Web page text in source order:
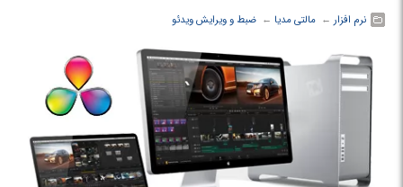
مانند RGB, YRGB, NLE و ... گنجانده شده است که بنا به سلیقه و پروژه مورد
Stereo در این نسخه بهبود بافته و ابزارهای بسیار متنوعی در اختیار کاربران قرار
گرفته است. همچنین می توانید اسکریپت‌های خود را به منظور پیاده سازی
خواسته‌های ویژه از برنامه در آن اجرا نمایید. فرمت‌های قابل پذیرش در Davinci
Resolve عبارتند از SD, HD, Full HD, 2K, 4K . البته شما می توانید فرمت‌های
بالاتر را نیز در این برنامه ویرایش نمایید که در این بخش هیچ محدودیتی برای
شما ایجاد نشده است.
نرم افزار ← ‏ مالتی مدیا ← ‏ ضبط و ویرایش ویدئو